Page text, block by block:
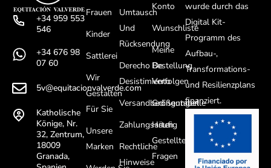
+34 959 553
546
+34 676 98
07 60
5v@equitacionvalverde.com
Katholische
Könige, Nr.
32, Zentrum,
18009
Granada,
Frauen
Kinder
Sattlerei
Wir
Gestalten
Für Sie
Unsere
Marken
Umtausch
Und
Rücksendung
Derecho De
Desistimiento
Versandbedingungen
Zahlungsarten
Rechtliche
Hinweise
Konto
Wunschliste
Meine
Bestellung
Verfolgen
Größentabelle
Häufig
Gestellte
Fragen
wurde durch das
Digital Kit-
Programm des
Aufbau-,
Transformations-
und Resilienzplans
finanziert.